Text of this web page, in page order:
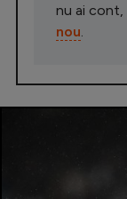
nu ai cont,
nou